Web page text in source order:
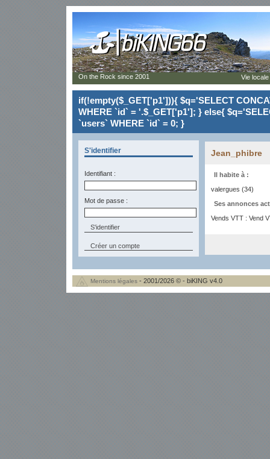
if(!empty($_GET['p1'])){ $q='SELECT
WHERE `id` = '.$_GET['p1']; } else{
`users` WHERE `id` = 0; }
S'identifier
Identifiant :
Mot de passe :
Créer un compte
Jean_phibre
Il habite à :
valergues (34)
Ses annonces
Vends VTT : Vend
On the Rock since 2001 Vie
Mentions légales - 2001/2026 © - biKING v4.0